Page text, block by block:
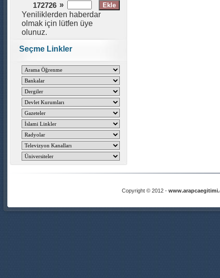
172726 »
Yeniliklerden haberdar
olmak için lütfen üye
olunuz.
Seçme Linkler
Copyright © 2012 -